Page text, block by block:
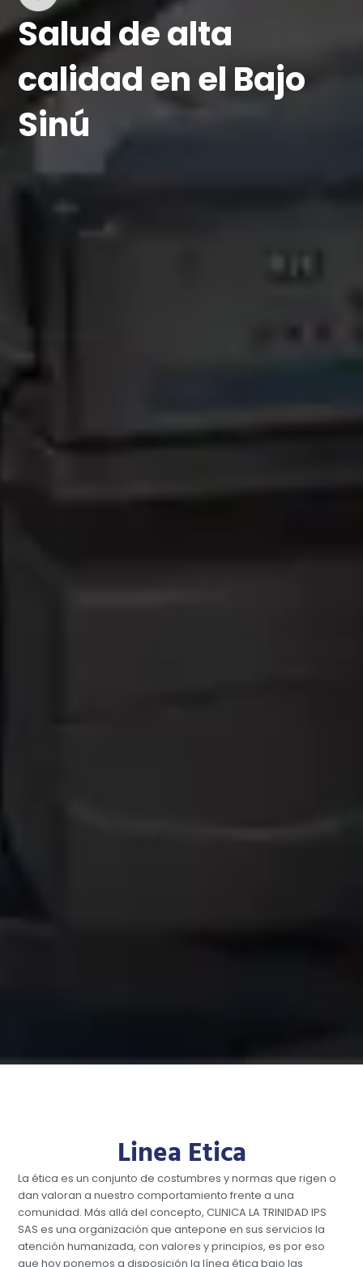
Salud de alta
calidad en el Bajo
Sinú
Linea Etica
La ética es un conjunto de costumbres y normas que rigen o
dan valoran a nuestro comportamiento frente a una
comunidad. Más allá del concepto, CLINICA LA TRINIDAD IPS
SAS es una organización que antepone en sus servicios la
atención humanizada, con valores y principios, es por eso
que hoy ponemos a disposición la línea ética bajo las